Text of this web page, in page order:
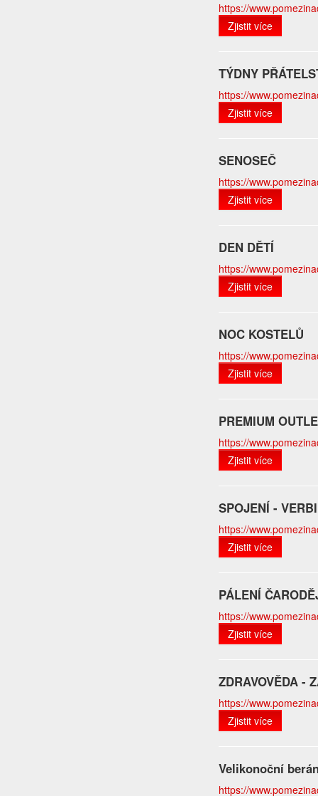
https://
Zjistit více
TÝDNY
https://
Zjistit více
SENOSEČ
https://
Zjistit více
DEN DĚTÍ
https://
Zjistit více
NOC KOSTELŮ
https://
Zjistit více
PREMIUM
https://
Zjistit více
SPOJENÍ -
https://
Zjistit více
PÁLENÍ
https://
Zjistit více
ZDRAVOVĚDA -
https://
Zjistit více
Velikonoční
https://